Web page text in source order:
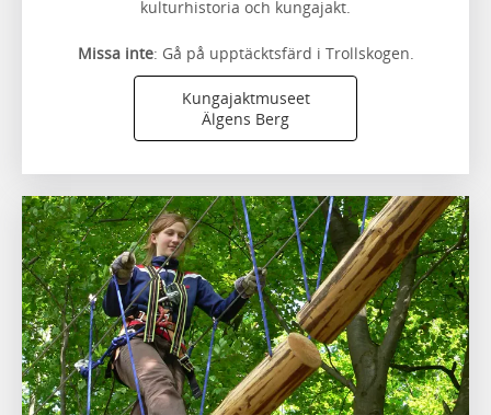
kulturhistoria och kungajakt.
Missa inte: Gå på upptäcktsfärd i Trollskogen.
Kungajaktmuseet
Älgens Berg